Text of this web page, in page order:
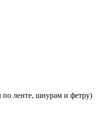
по ленте, шнурам и фетру)